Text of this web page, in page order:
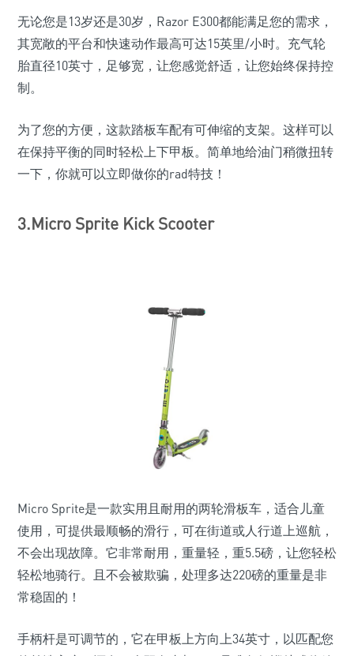
无论您是13岁还是30岁，Razor E300都能满足您的需求，
其宽敞的平台和快速动作最高可达15英里/小时。充气轮
胎直径10英寸，足够宽，让您感觉舒适，让您始终保持控
制。
为了您的方便，这款踏板车配有可伸缩的支架。这样可以
在保持平衡的同时轻松上下甲板。简单地给油门稍微扭转
一下，你就可以立即做你的rad特技！
3.Micro Sprite Kick Scooter
Micro Sprite是一款实用且耐用的两轮滑板车，适合儿童
使用，可提供最顺畅的滑行，可在街道或人行道上巡航，
不会出现故障。它非常耐用，重量轻，重5.5磅，让您轻松
轻松地骑行。且不会被欺骗，处理多达220磅的重量是非
常稳固的！
手柄杆是可调节的，它在甲板上方向上34英寸，以匹配您